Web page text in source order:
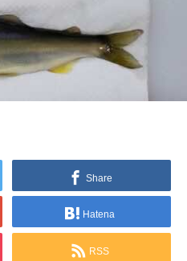
Share
Hatena
RSS